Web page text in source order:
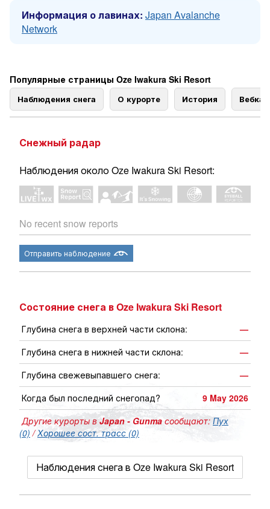
Информация о лавинах: Japan Avalanche
Network
Популярные страницы Oze Iwakura Ski Resort
Наблюдения снега О курорте История
Снежный радар
Наблюдения около Oze Iwakura Ski Resort:
No recent snow reports
Отправить наблюдение
Состояние снега в Oze Iwakura Ski Resort
Глубина снега в верхней части склона:
—
Глубина снега в нижней части склона:
—
Глубина свежевыпавшего снега:
—
Когда был последний снегопад?
9 May 2026
Другие курорты вJapan - Gunma сообщают: Пух
(0) /Хорошее сост. трасс (0)
Наблюдения снега в Oze Iwakura Ski Resort